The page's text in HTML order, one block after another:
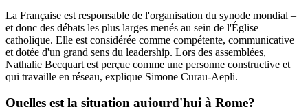
La Française est responsable de l'organisation du synode mondial –
et donc des débats les plus larges menés au sein de l'Église
catholique. Elle est considérée comme compétente, communicative
et dotée d'un grand sens du leadership. Lors des assemblées,
Nathalie Becquart est perçue comme une personne constructive et
qui travaille en réseau, explique Simone Curau-Aepli.
Quelles est la situation aujourd'hui à Rome?